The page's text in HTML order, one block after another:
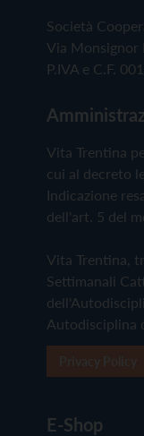
Società
Via Monsignor
P.IVA e C.F.
Vita Trentina
cui al decreto
Indicazione
dell'art. 5 del
Vita Trentina,
Settimanali
Autodisciplina
E-Shop